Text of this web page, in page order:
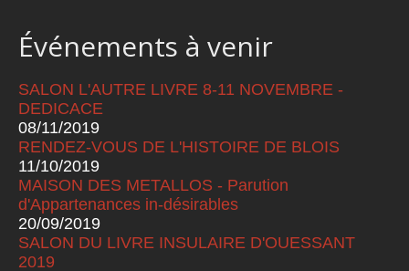
Événements à venir
SALON L'AUTRE LIVRE 8-11 NOVEMBRE -
DEDICACE
08/11/2019
RENDEZ-VOUS DE L'HISTOIRE DE BLOIS
11/10/2019
MAISON DES METALLOS - Parution
d'Appartenances in-désirables
20/09/2019
SALON DU LIVRE INSULAIRE D'OUESSANT
2019